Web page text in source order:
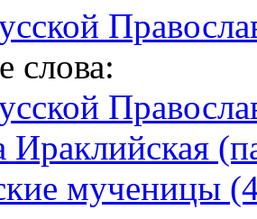
слова:
мученицы